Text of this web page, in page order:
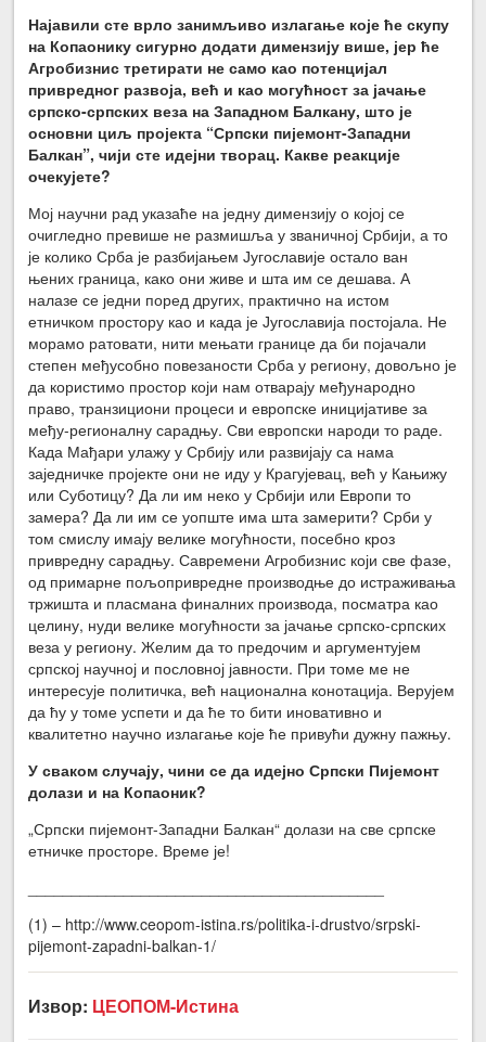
Најавили сте врло занимљиво излагање које ће скупу
на Копаонику сигурно додати димензију више, јер ће
Агробизнис третирати не само као потенцијал
привредног развоја, већ и као могућност за јачање
српско-српских веза на Западном Балкану, што је
основни циљ пројекта “Српски пијемонт-Западни
Балкан”, чији сте идејни творац. Какве реакције
очекујете?
Мој научни рад указаће на једну димензију о којој се
очигледно превише не размишља у званичној Србији, а то
је колико Срба је разбијањем Југославије остало ван
њених граница, како они живе и шта им се дешава. А
налазе се једни поред других, практично на истом
етничком простору као и када је Југославија постојала. Не
морамо ратовати, нити мењати границе да би појачали
степен међусобно повезаности Срба у региону, довољно је
да користимо простор који нам отварају међународно
право, транзициони процеси и европске иницијативе за
међу-регионалну сарадњу. Сви европски народи то раде.
Када Мађари улажу у Србију или развијају са нама
заједничке пројекте они не иду у Крагујевац, већ у Кањижу
или Суботицу? Да ли им неко у Србији или Европи то
замера? Да ли им се уопште има шта замерити? Срби у
том смислу имају велике могућности, посебно кроз
привредну сарадњу. Савремени Агробизнис који све фазе,
од примарне пољопривредне производње до истраживања
тржишта и пласмана финалних производа, посматра као
целину, нуди велике могућности за јачање српско-српских
веза у региону. Желим да то предочим и аргументујем
српској научној и пословној јавности. При томе ме не
интересује политичка, већ национална конотација. Верујем
да ћу у томе успети и да ће то бити иновативно и
квалитетно научно излагање које ће привући дужну пажњу.
У сваком случају, чини се да идејно Српски Пијемонт
долази и на Копаоник?
„Српски пијемонт-Западни Балкан“ долази на све српске
етничке просторе. Време је!
(1) – http://www.ceopom-istina.rs/politika-i-drustvo/srpski-
pijemont-zapadni-balkan-1/
Извор: ЦЕОПОМ-Истина